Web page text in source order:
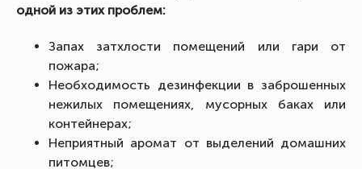
одной из этих проблем:
Запах затхлости помещений или гари от
пожара;
Необходимость дезинфекции в заброшенных
нежилых помещениях, мусорных баках или
контейнерах;
Неприятный аромат от выделений домашних
питомцев;